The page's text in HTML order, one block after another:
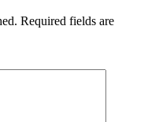
Required fields are